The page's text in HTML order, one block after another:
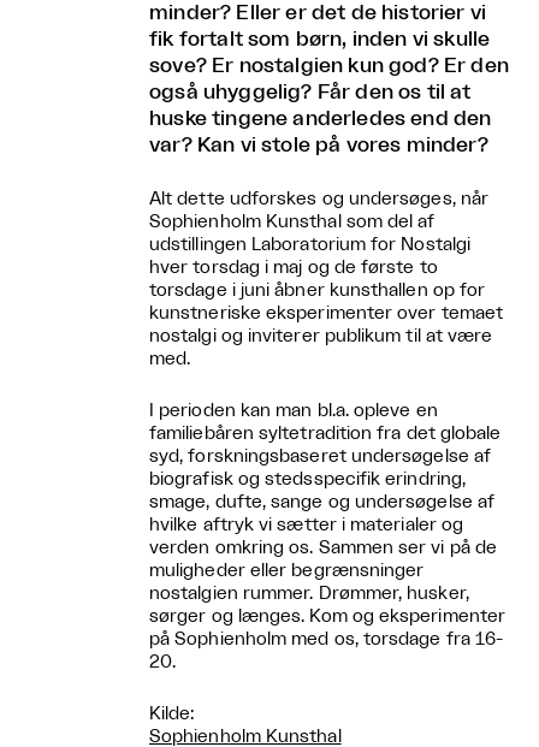
minder? Eller er det de historier vi
fik fortalt som børn, inden vi skulle
sove? Er nostalgien kun god? Er den
også uhyggelig? Får den os til at
huske tingene anderledes end den
var? Kan vi stole på vores minder?
Alt dette udforskes og undersøges, når
Sophienholm Kunsthal som del af
udstillingen Laboratorium for Nostalgi
hver torsdag i maj og de første to
torsdage i juni åbner kunsthallen op for
kunstneriske eksperimenter over temaet
nostalgi og inviterer publikum til at være
med.
I perioden kan man bl.a. opleve en
familiebåren syltetradition fra det globale
syd, forskningsbaseret undersøgelse af
biografisk og stedsspecifik erindring,
smage, dufte, sange og undersøgelse af
hvilke aftryk vi sætter i materialer og
verden omkring os. Sammen ser vi på de
muligheder eller begrænsninger
nostalgien rummer. Drømmer, husker,
sørger og længes. Kom og eksperimenter
på Sophienholm med os, torsdage fra 16-
20.
Kilde:
Sophienholm Kunsthal